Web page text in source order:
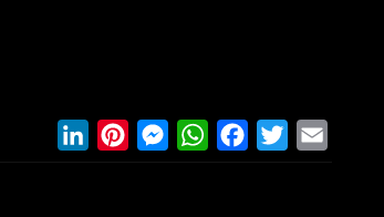
LinkedInPinterestMessengerWhatsAppFacebook
Twitter